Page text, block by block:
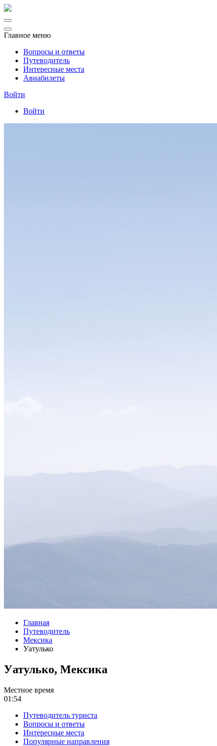
Главное меню
Вопросы и ответы
Путеводитель
Интересные места
Авиабилеты
Войти
Войти
Главная
Путеводитель
Мексика
Уатулько
Уатулько, Мексика
Местное время
01:54
Путеводитель туриста
Вопросы и ответы
Интересные места
Популярные направления